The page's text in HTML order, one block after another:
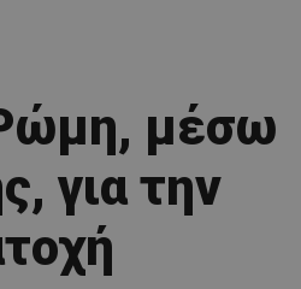
μέσω
για την